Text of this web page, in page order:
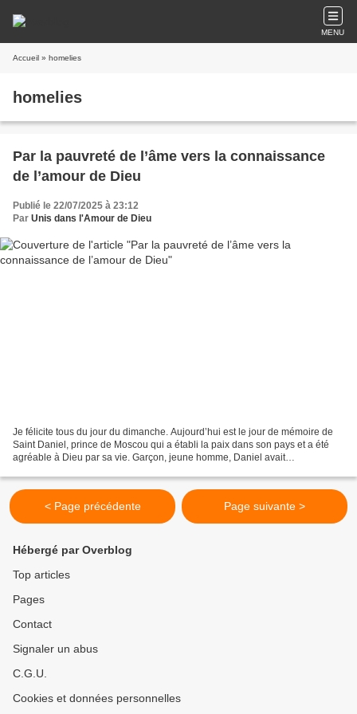
MENU
Accueil » homelies
homelies
Par la pauvreté de l’âme vers la connaissance
de l’amour de Dieu
Publié le 22/07/2025 à 23:12
Par Unis dans l'Amour de Dieu
Je félicite tous du jour du dimanche. Aujourd’hui est le jour de mémoire de
Saint Daniel, prince de Moscou qui a établi la paix dans son pays et a été
agréable à Dieu par sa vie. Garçon, jeune homme, Daniel avait
< Page précédente Page suivante >
Hébergé par Overblog
Top articles
Pages
Contact
Signaler un abus
C.G.U.
Cookies et données personnelles